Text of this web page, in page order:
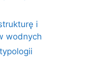
i
wodnych